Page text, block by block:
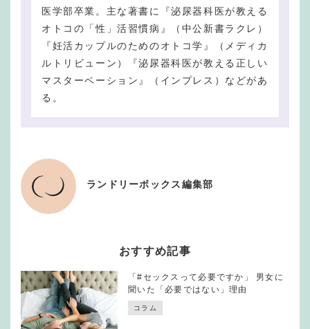
医学部卒業。主な著書に『泌尿器科医が教える
オトコの「性」活習慣病』（中公新書ラクレ）
『妊活カップルのためのオトコ学』（メディカ
ルトリビューン）『泌尿器科医が教える正しい
マスターベーション』（インプレス）などがあ
る。
ランドリーボックス編集部
おすすめ記事
「#セックスって必要ですか」 男女に
聞いた「必要ではない」理由
コラム